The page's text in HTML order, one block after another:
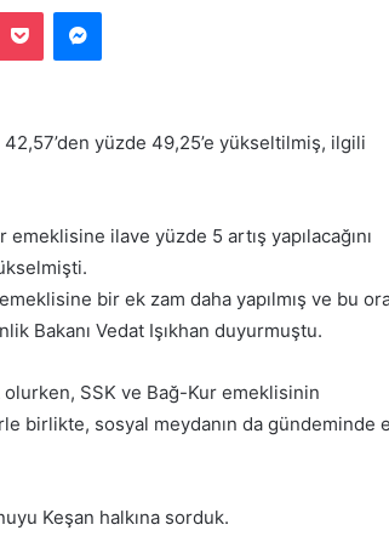
Pocket Messenger
yüzde 49,25’e yükseltilmiş, ilgili
ilave yüzde 5 artış yapılacağını
bir ek zam daha yapılmış ve bu
Bakanı Vedat Işıkhan duyurmuştu.
olurken, SSK ve Bağ-Kur emeklisinin
birlikte, sosyal meydanın da gündeminde
Keşan halkına sorduk.